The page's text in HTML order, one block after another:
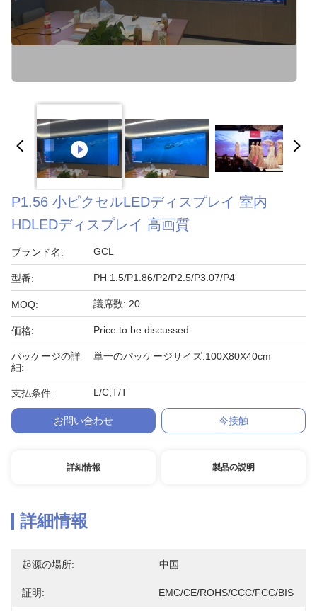
P1.56 小ピクセルLEDディスプレイ 室内
HDLEDディスプレイ 高画質
ブランド名: GCL
型番: PH 1.5/P1.86/P2/P2.5/P3.07/P4
MOQ: 議席数: 20
価格: Price to be discussed
パッケージの詳
細:
単一のパッケージサイズ:100X80X40cm
支払条件: L/C,T/T
お問い合わせ 今接触
詳細情報 製品の説明
詳細情報
起源の場所: 中国
証明: EMC/CE/ROHS/CCC/FCC/BIS